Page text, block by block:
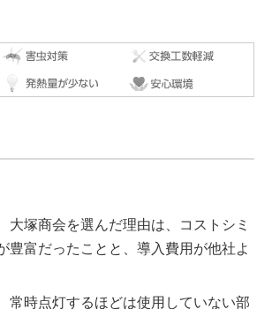
塚商会を選んだ理由は、コストシミ
豊富だったことと、導入費用が他社よ
常時点灯するほどは使用していない部